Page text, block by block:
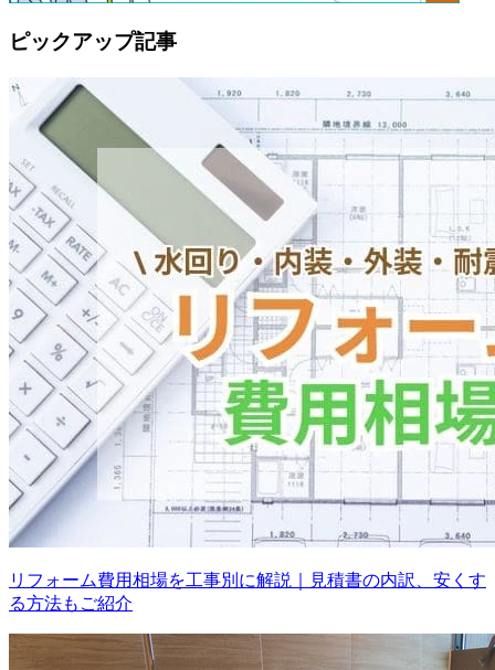
ピックアップ記事
リフォーム費用相場を工事別に解説｜見積書の内訳、安くす
る方法もご紹介